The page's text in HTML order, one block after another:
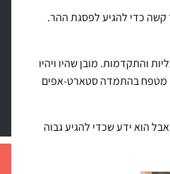
קשה כדי להגיע לפסגת ההר.
והתקדמות. מובן שהיו ויהיו
מטפח בהתמדה סטארט-אפים
הוא ידע שכדי להגיע גבוה